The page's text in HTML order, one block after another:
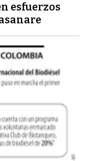
esfuerzos